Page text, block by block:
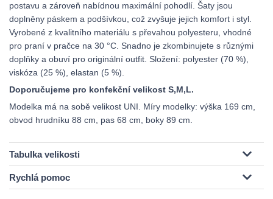
postavu a zároveň nabídnou maximální pohodlí. Šaty jsou
doplněny páskem a podšívkou, což zvyšuje jejich komfort i styl.
Vyrobené z kvalitního materiálu s převahou polyesteru, vhodné
pro praní v pračce na 30 °C. Snadno je zkombinujete s různými
doplňky a obuví pro originální outfit. Složení: polyester (70 %),
viskóza (25 %), elastan (5 %).
Doporučujeme pro konfekční velikost S,M,L.
Modelka má na sobě velikost UNI. Míry modelky: výška 169 cm,
obvod hrudníku 88 cm, pas 68 cm, boky 89 cm.
Tabulka velikosti
Rychlá pomoc